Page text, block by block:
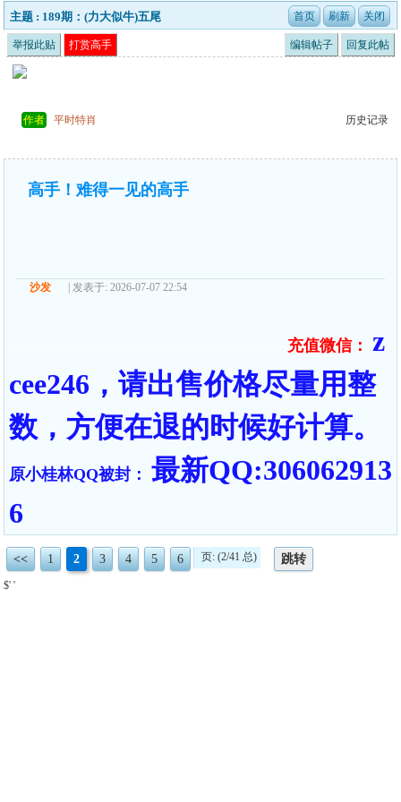
主题 : 189期：(力大似牛)五尾
举报此贴 打赏高手 编辑帖子 回复此帖
作者 平时特肖 历史记录
高手！难得一见的高手
沙发 | 发表于: 2026-07-07 22:54
充值微信：
z
cee246，请出售价格尽量用整
数，方便在退的时候好计算。
原小桂林QQ被封： 最新QQ:306062913
6
<< 1 2 3 4 5 6 页: (2/41 总) 跳转
$' '